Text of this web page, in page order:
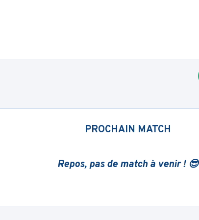
PROCHAIN MATCH
Repos, pas de match à venir ! 😎